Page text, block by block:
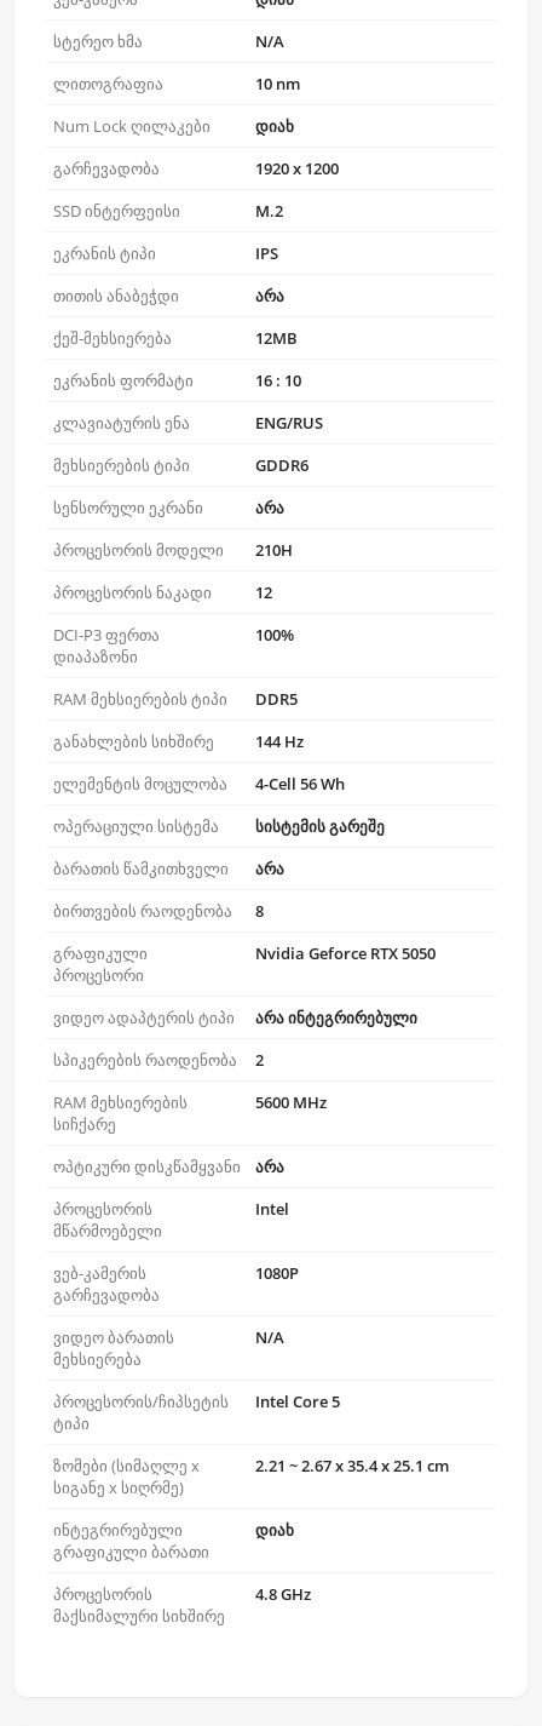
სტერეო ხმა
N/A
ლითოგრაფია
10 nm
Num Lock ღილაკები
დიახ
გარჩევადობა
1920 x 1200
SSD ინტერფეისი
M.2
ეკრანის ტიპი
IPS
თითის ანაბეჭდი
არა
ქეშ-მეხსიერება
12MB
ეკრანის ფორმატი
16 : 10
კლავიატურის ენა
ENG/RUS
მეხსიერების ტიპი
GDDR6
სენსორული ეკრანი
არა
პროცესორის მოდელი
210H
პროცესორის ნაკადი
12
DCI-P3 ფერთა
დიაპაზონი
100%
RAM მეხსიერების ტიპი
DDR5
განახლების სიხშირე
144 Hz
ელემენტის მოცულობა
4-Cell 56 Wh
ოპერაციული სისტემა
სისტემის გარეშე
ბარათის წამკითხველი
არა
ბირთვების რაოდენობა
8
გრაფიკული
პროცესორი
Nvidia Geforce RTX 5050
ვიდეო ადაპტერის ტიპი
არა ინტეგრირებული
სპიკერების რაოდენობა
2
RAM მეხსიერების
სიჩქარე
5600 MHz
ოპტიკური დისკწამყვანი
არა
პროცესორის
მწარმოებელი
Intel
ვებ-კამერის
გარჩევადობა
1080P
ვიდეო ბარათის
მეხსიერება
N/A
პროცესორის/ჩიპსეტის
ტიპი
Intel Core 5
ზომები (სიმაღლე x
სიგანე x სიღრმე)
2.21 ~ 2.67 x 35.4 x 25.1 cm
ინტეგრირებული
გრაფიკული ბარათი
დიახ
პროცესორის
მაქსიმალური სიხშირე
4.8 GHz